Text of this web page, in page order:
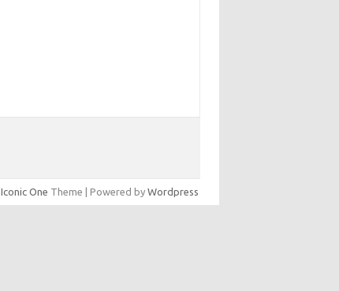
Iconic One Theme | Powered by Wordpress